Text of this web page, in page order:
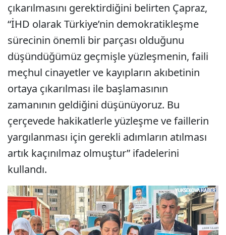
çıkarılmasını gerektirdiğini belirten Çapraz,
“İHD olarak Türkiye’nin demokratikleşme
sürecinin önemli bir parçası olduğunu
düşündüğümüz geçmişle yüzleşmenin, faili
meçhul cinayetler ve kayıpların akıbetinin
ortaya çıkarılması ile başlamasının
zamanının geldiğini düşünüyoruz. Bu
çerçevede hakikatlerle yüzleşme ve faillerin
yargılanması için gerekli adımların atılması
artık kaçınılmaz olmuştur” ifadelerini
kullandı.